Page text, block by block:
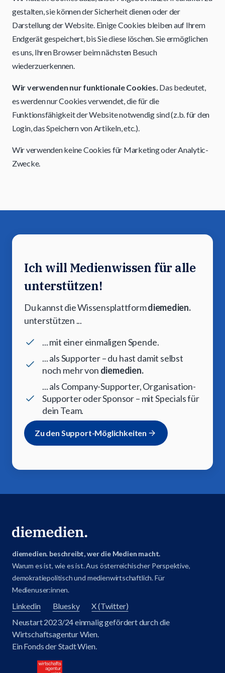
gestalten, sie können der Sicherheit dienen oder der
Darstellung der Website. Einige Cookies bleiben auf Ihrem
Endgerät gespeichert, bis Sie diese löschen. Sie ermöglichen
es uns, Ihren Browser beim nächsten Besuch
wiederzuerkennen.
Wir verwenden nur funktionale Cookies. Das bedeutet,
es werden nur Cookies verwendet, die für die
Funktionsfähigkeit der Website notwendig sind (z.b. für den
Login, das Speichern von Artikeln, etc.).
Wir verwenden keine Cookies für Marketing oder Analytic-
Zwecke.
Ich will Medienwissen für alle
unterstützen!
Du kannst die Wissensplattformdiemedien.
unterstützen ...
... mit einer einmaligen Spende.
... als Supporter – du hast damit selbst
noch mehr von diemedien.
... als Company-Supporter, Organisation-
Supporter oder Sponsor – mit Specials für
dein Team.
Zu den Support-Möglichkeiten
diemedien. beschreibt, wer die Medien macht.
Warum es ist, wie es ist. Aus österreichischer Perspektive,
demokratiepolitisch und medienwirtschaftlich. Für
Medienuser:innen.
Linkedin Bluesky
X (Twitter)
Neustart 2023/24 einmalig gefördert durch die
Wirtschaftsagentur Wien.
Ein Fonds der Stadt Wien.